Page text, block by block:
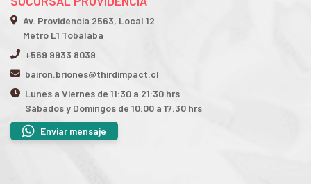
Av. Providencia 2563, Local 12
Metro L1 Tobalaba
+569 9933 8039
bairon.briones@thirdimpact.cl
Lunes a Viernes de 11:30 a 21:30 hrs
Sábados y Domingos de 10:00 a 17:30 hrs
Enviar mensaje